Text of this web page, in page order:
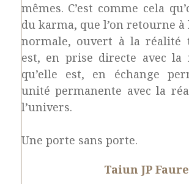
mêmes. C’est comme cela
du karma, que l’on retourne
normale, ouvert à la réalité
est, en prise directe avec la
qu’elle est, en échange
unité permanente avec la
l’univers.
Une porte sans porte.
Taiun JP